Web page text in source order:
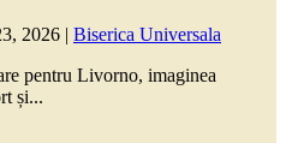
2026 | Biserica Universala
pentru Livorno, imaginea
și...